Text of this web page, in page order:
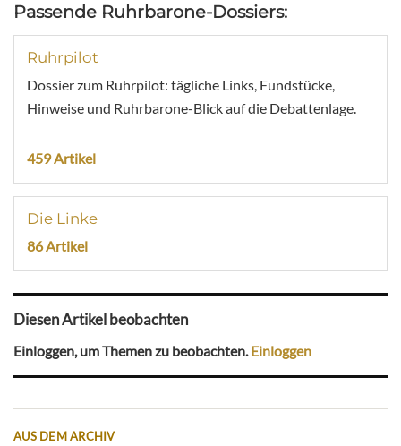
Passende Ruhrbarone-Dossiers:
Ruhrpilot
Dossier zum Ruhrpilot: tägliche Links, Fundstücke,
Hinweise und Ruhrbarone-Blick auf die Debattenlage.
459 Artikel
Die Linke
86 Artikel
Diesen Artikel beobachten
Einloggen, um Themen zu beobachten.Einloggen
AUS DEM ARCHIV